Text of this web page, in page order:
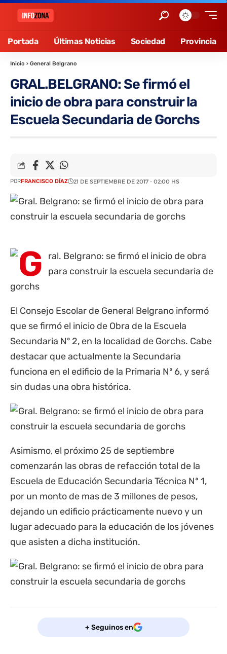
Portada Últimas Noticias Sociedad Provincia
Inicio › General Belgrano
GRAL.BELGRANO: Se firmó el
inicio de obra para construir la
Escuela Secundaria de Gorchs
PORFRANCISCO DÍAZ 21 DE SEPTIEMBRE DE 2017 - 02:00 HS
El Consejo Escolar de General Belgrano informó
que se firmó el inicio de Obra de la Escuela
Secundaria Nº 2, en la localidad de Gorchs. Cabe
destacar que actualmente la Secundaria
funciona en el edificio de la Primaria Nº 6, y será
sin dudas una obra histórica.
Asimismo, el próximo 25 de septiembre
comenzarán las obras de refacción total de la
Escuela de Educación Secundaria Técnica Nª 1,
por un monto de mas de 3 millones de pesos,
dejando un edificio prácticamente nuevo y un
lugar adecuado para la educación de los jóvenes
que asisten a dicha institución.
+ Seguinos en